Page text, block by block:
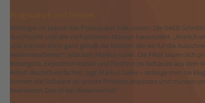
Wichtiger ist jedoch das Praxispaket Kalkulation: Die GAEB-
durchsucht und alle vorhandenen Massen herauszieht. „Ähnlich
und können dann ganz gezielt die Massen, die wir für die
weiterverarbeiten“, erläutert Markus Sailer. Die Filter lassen sich
Betongüte, Expositionsklasse und Position im Gebäude aus dem
Arbeit deutlich einfacher, sagt Markus Sailer – solange man sie
können die Software an unsere Projekte anpassen und müssen
bearbeiten. Das ist ein Riesenvorteil.“